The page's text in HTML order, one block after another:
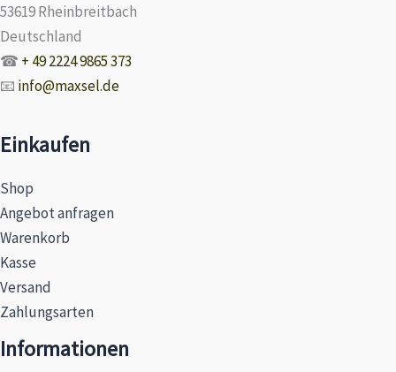
53619 Rheinbreitbach
Deutschland
☎ + 49 2224 9865 373
📧 info@maxsel.de
Einkaufen
Shop
Angebot anfragen
Warenkorb
Kasse
Versand
Zahlungsarten
Informationen